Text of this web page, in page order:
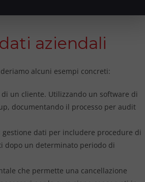
aziendali
alcuni esempi concreti:
un cliente. Utilizzando un software di
documentando il processo per audit
gestione dati per includere procedure di
dopo un determinato periodo di
che permette una cancellazione